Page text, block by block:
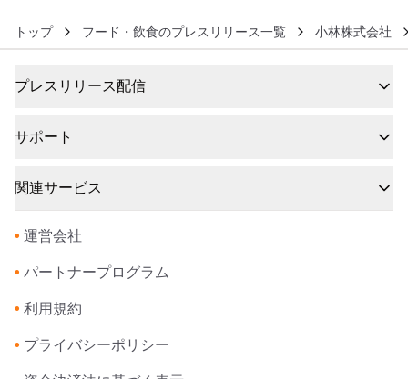
トップ フード・飲食のプレスリリース一覧 小林株式会社
プレスリリース配信
サポート
関連サービス
• 運営会社
• パートナープログラム
• 利用規約
• プライバシーポリシー